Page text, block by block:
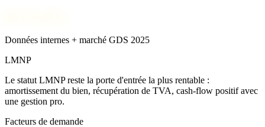
Données internes + marché GDS 2025
LMNP
Le statut LMNP reste la porte d'entrée la plus rentable :
amortissement du bien, récupération de TVA, cash-flow positif avec
une gestion pro.
Facteurs de demande